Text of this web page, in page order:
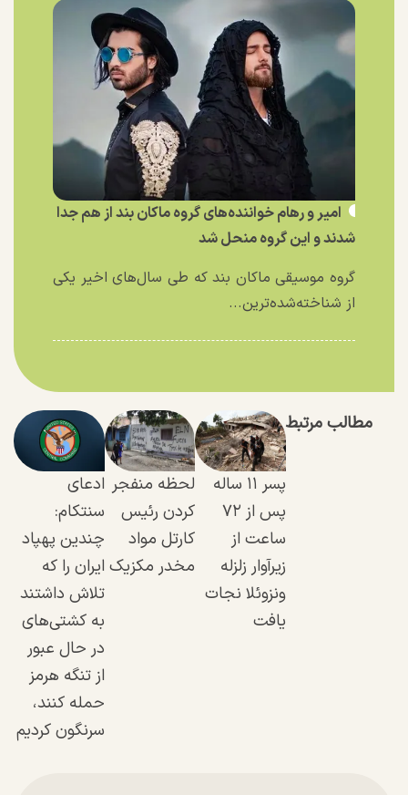
امیر و رهام خواننده‌های گروه ماکان بند از هم جدا
شدند و این گروه منحل شد
گروه موسیقی ماکان بند که طی سال‌های اخیر یکی
از شناخته‌شده‌ترین...
مطالب مرتبط
پسر ۱۱ ساله
پس از ۷۲
ساعت از
زیرآوار زلزله
ونزوئلا نجات
یافت
لحظه منفجر
کردن رئیس
کارتل مواد
مخدر مکزیک
ادعای
سنتکام:
چندین پهپاد
ایران را که
تلاش داشتند
به کشتی‌های
در حال عبور
از تنگه هرمز
حمله کنند،
سرنگون کردیم